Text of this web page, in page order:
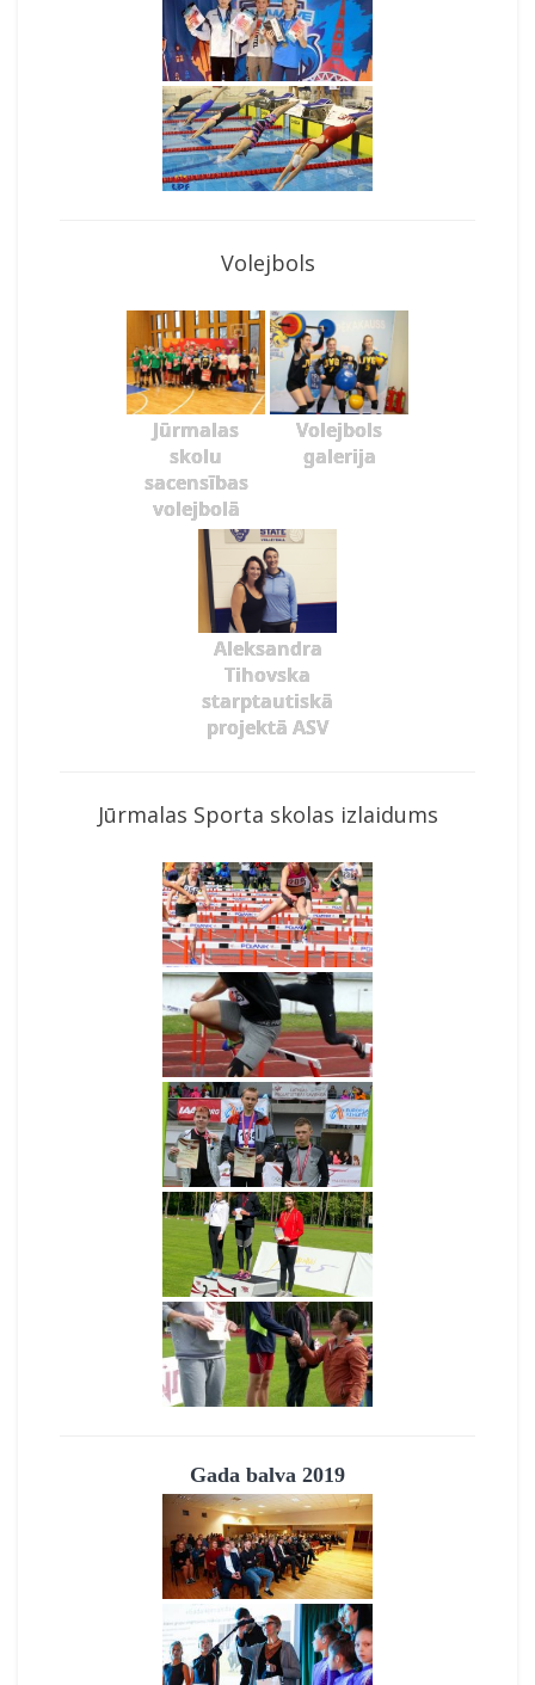
Volejbols
Jūrmalas
skolu
sacensības
volejbolā
Volejbols
galerija
Aleksandra
Tihovska
starptautiskā
projektā ASV
Jūrmalas Sporta skolas izlaidums
Gada balva 2019